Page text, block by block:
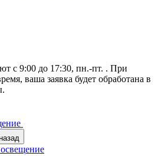
с 9:00 до 17:30, пн.-пт. . При
ваша заявка будет обработана в